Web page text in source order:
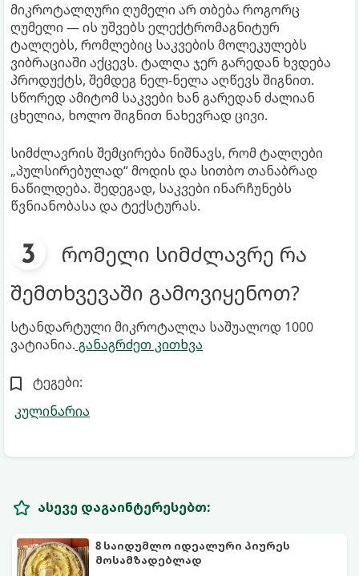
მიკროტალღური ღუმელი არ თბება როგორც
ღუმელი — ის უშვებს ელექტრომაგნიტურ
ტალღებს, რომლებიც საკვების მოლეკულებს
ვიბრაციაში აქცევს. ტალღა ჯერ გარედან ხვდება
პროდუქტს, შემდეგ ნელ-ნელა აღწევს შიგნით.
სწორედ ამიტომ საკვები ხან გარედან ძალიან
ცხელია, ხოლო შიგნით ნახევრად ცივი.
სიმძლავრის შემცირება ნიშნავს, რომ ტალღები
„პულსირებულად“ მოდის და სითბო თანაბრად
ნაწილდება. შედეგად, საკვები ინარჩუნებს
წვნიანობასა და ტექსტურას.
რომელი სიმძლავრე რა
შემთხვევაში გამოვიყენოთ?
სტანდარტული მიკროტალღა საშუალოდ 1000
ვატიანია. განაგრძეთ კითხვა
ტეგები:
კულინარია
ასევე დაგაინტერესებთ:
8 საიდუმლო იდეალური პიურეს
მოსამზადებლად